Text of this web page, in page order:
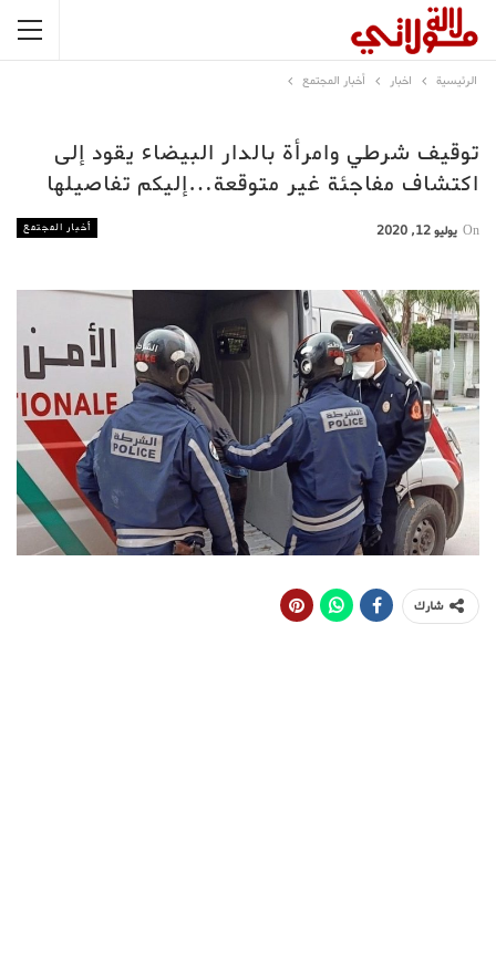
الرئيسية اخبار أخبار المجتمع
توقيف شرطي وامرأة بالدار البيضاء يقود إلى
اكتشاف مفاجئة غير متوقعة…إليكم تفاصيلها
أخبار المجتمع On يوليو 12, 2020
شارك